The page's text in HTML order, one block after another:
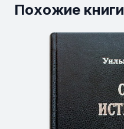
Похожие книги